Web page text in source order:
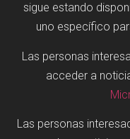
sigue estando
uno específico
Las personas
acceder a
Las personas